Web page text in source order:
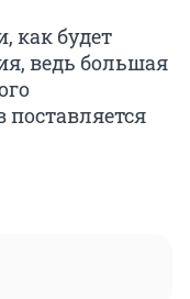
как будет
ведь большая
поставляется